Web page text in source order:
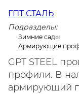
ГПТ СТАЛЬ
Подразделы:
Зимние сады
Армирующие
GPT STEEL
профили. В
армирующий